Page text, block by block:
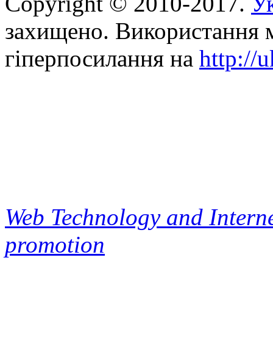
захищено. Використання
гіперпосилання на http://
Web Technology and
promotion